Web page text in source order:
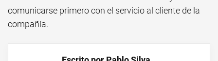
comunicarse primero con el servicio al cliente de la
compañía.